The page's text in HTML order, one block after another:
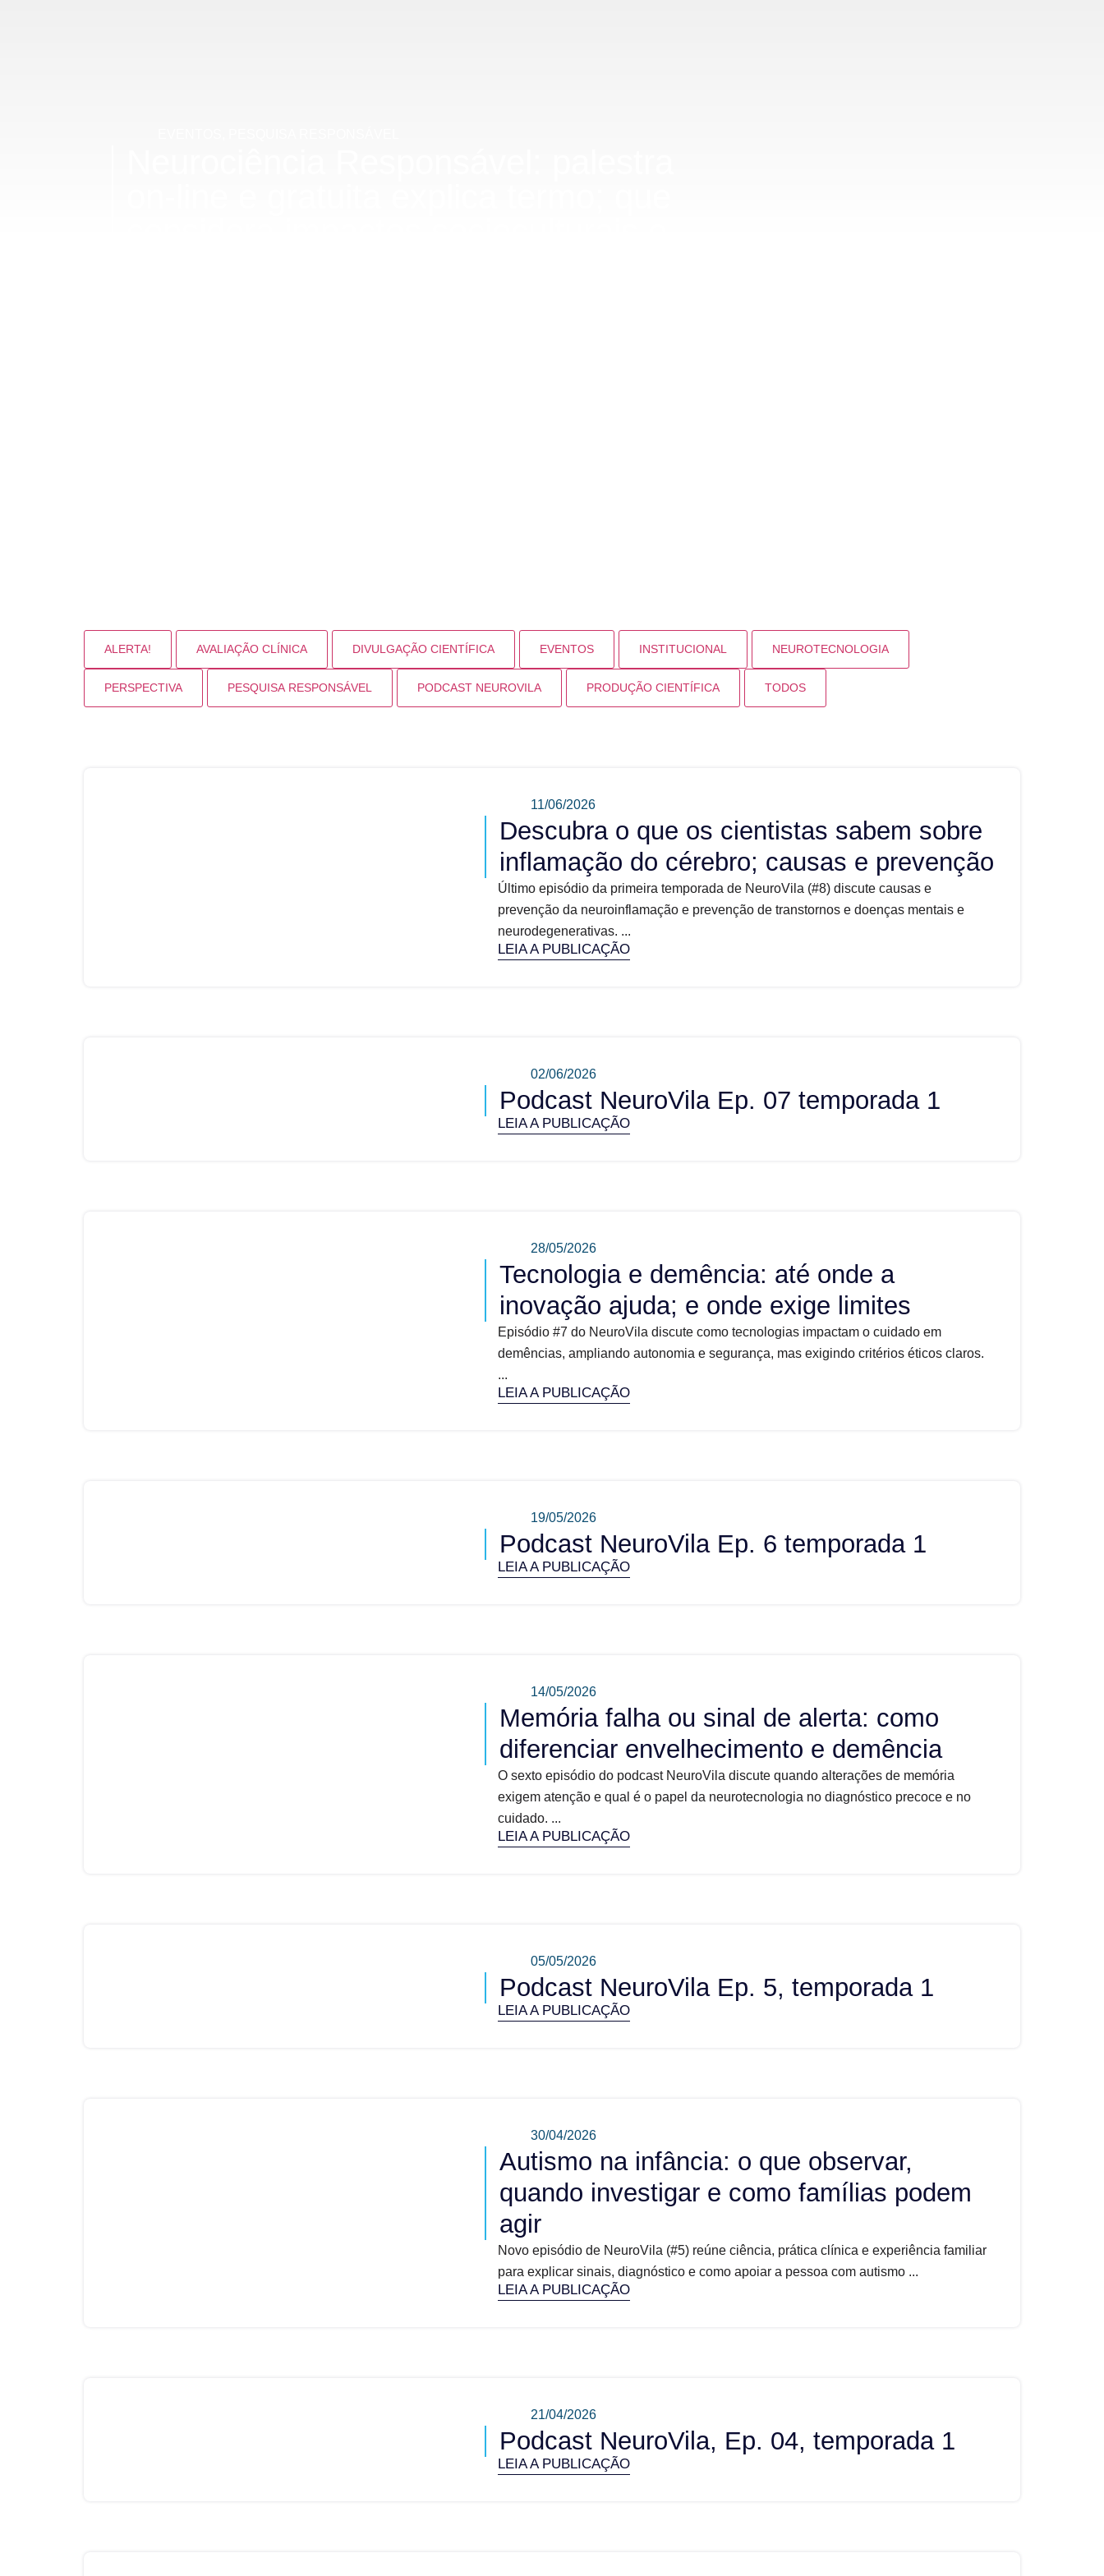
ALERTA! AVALIAÇÃO CLÍNICA DIVULGAÇÃO CIENTÍFICA EVENTOS INSTITUCIONAL NEUROTECNOLOGIA
PERSPECTIVA PESQUISA RESPONSÁVEL PODCAST NEUROVILA PRODUÇÃO CIENTÍFICA TODOS
11/06/2026
Descubra o que os cientistas sabem sobre
inflamação do cérebro; causas e prevenção
Último episódio da primeira temporada de NeuroVila (#8) discute causas e
prevenção da neuroinflamação e prevenção de transtornos e doenças mentais e
neurodegenerativas. ...
LEIA A PUBLICAÇÃO
02/06/2026
Podcast NeuroVila Ep. 07 temporada 1
LEIA A PUBLICAÇÃO
28/05/2026
Tecnologia e demência: até onde a
inovação ajuda; e onde exige limites
Episódio #7 do NeuroVila discute como tecnologias impactam o cuidado em
demências, ampliando autonomia e segurança, mas exigindo critérios éticos claros.
...
LEIA A PUBLICAÇÃO
19/05/2026
Podcast NeuroVila Ep. 6 temporada 1
LEIA A PUBLICAÇÃO
14/05/2026
Memória falha ou sinal de alerta: como
diferenciar envelhecimento e demência
O sexto episódio do podcast NeuroVila discute quando alterações de memória
exigem atenção e qual é o papel da neurotecnologia no diagnóstico precoce e no
cuidado. ...
LEIA A PUBLICAÇÃO
05/05/2026
Podcast NeuroVila Ep. 5, temporada 1
LEIA A PUBLICAÇÃO
30/04/2026
Autismo na infância: o que observar,
quando investigar e como famílias podem
agir
Novo episódio de NeuroVila (#5) reúne ciência, prática clínica e experiência familiar
para explicar sinais, diagnóstico e como apoiar a pessoa com autismo ...
LEIA A PUBLICAÇÃO
21/04/2026
Podcast NeuroVila, Ep. 04, temporada 1
LEIA A PUBLICAÇÃO